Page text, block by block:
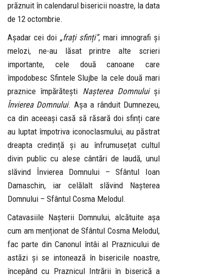
prăznuit în calendarul bisericii noastre, la data
de 12 octombrie.
Așadar cei doi „frați sfinți”, mari imnografi și
melozi, ne-au lăsat printre alte scrieri
importante, cele două canoane care
împodobesc Sfintele Slujbe la cele două mari
praznice împărătești Nașterea Domnuluiși
Învierea Domnului. Așa a rânduit Dumnezeu,
ca din aceeași casă să răsară doi sfinți care
au luptat împotriva iconoclasmului, au păstrat
dreapta credință și au înfrumusețat cultul
divin public cu alese cântări de laudă, unul
slăvind Învierea Domnului – Sfântul Ioan
Damaschin, iar celălalt slăvind Nașterea
Domnului – Sfântul Cosma Melodul.
Catavasiile Nașterii Domnului, alcătuite așa
cum am menționat de Sfântul Cosma Melodul,
fac parte din Canonul întâi al Praznicului de
astăzi și se intonează în bisericile noastre,
începând cu Praznicul Intrării în biserică a